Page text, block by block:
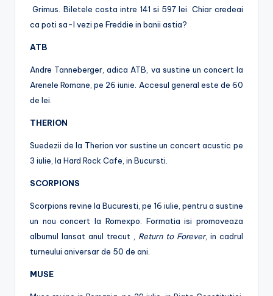
Grimus. Biletele costa intre 141 si 597 lei. Chiar credeai
ca poti sa-l vezi pe Freddie in banii astia?
ATB
Andre Tanneberger, adica ATB, va sustine un concert la
Arenele Romane, pe 26 iunie. Accesul general este de 60
de lei.
THERION
Suedezii de la Therion vor sustine un concert acustic pe
3 iulie, la Hard Rock Cafe, in Bucursti.
SCORPIONS
Scorpions revine la Bucuresti, pe 16 iulie, pentru a sustine
un nou concert la Romexpo. Formatia isi promoveaza
albumul lansat anul trecut , Return to Forever, in cadrul
turneului aniversar de 50 de ani.
MUSE